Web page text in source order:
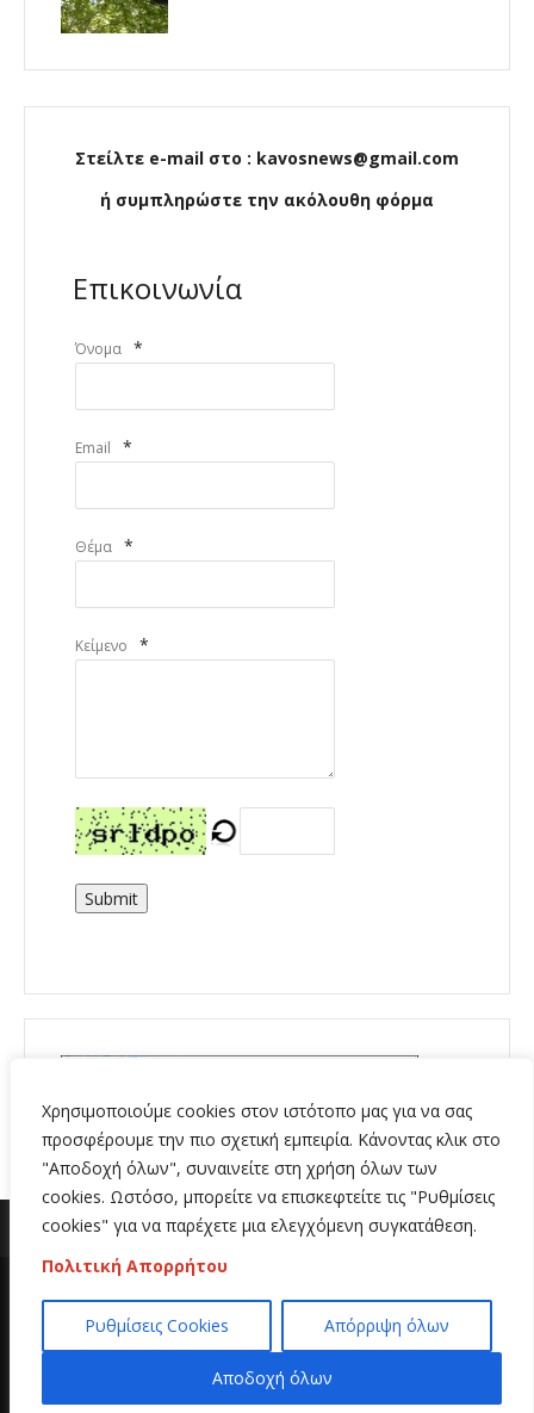
Χρησιμοποιούμε cookies στον ιστότοπο μας για να σας
προσφέρουμε την πιο σχετική εμπειρία. Κάνοντας κλικ στο
"Αποδοχή όλων", συναινείτε στη χρήση όλων των
cookies. Ωστόσο, μπορείτε να επισκεφτείτε τις "Ρυθμίσεις
cookies" για να παρέχετε μια ελεγχόμενη συγκατάθεση.
Πολιτική Απορρήτου
Ρυθμίσεις Cookies Απόρριψη όλων
Αποδοχή όλων
Στείλτε e-mail στο : kavosnews@gmail.com
ή συμπληρώστε την ακόλουθη φόρμα
Επικοινωνία
Όνομα *
Email *
Θέμα *
Κείμενο *
Submit
Copyright 2020 | All Rights Reserved | Κατασκευή
ιστοσελίδων
Hi Web